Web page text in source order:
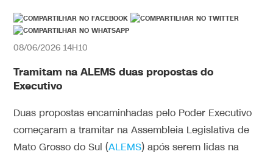
08/06/2026 14H10
Tramitam na ALEMS duas propostas do
Executivo
Duas propostas encaminhadas pelo Poder Executivo
começaram a tramitar na Assembleia Legislativa de
Mato Grosso do Sul (ALEMS) após serem lidas na